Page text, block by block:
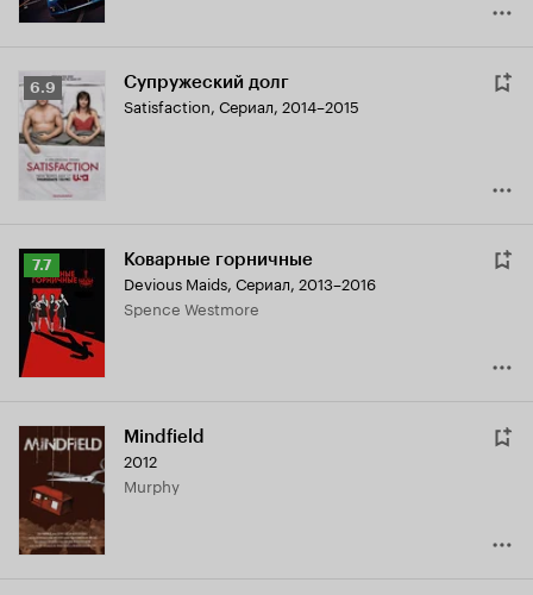
Рейтинг
Кинопоиска
6.9
6.9 Супружеский долг
Satisfaction, Сериал, 2014–2015
Рейтинг
Кинопоиска
7.7
7.7 Коварные горничные
Devious Maids, Сериал, 2013–2016
Spence Westmore
Mindfield
2012
Murphy